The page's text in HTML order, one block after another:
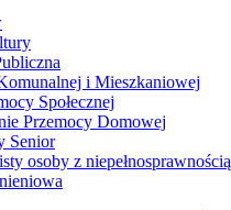
i Mieszkaniowej
Społecznej
Przemocy Domowej
Senior
osoby z niepełnosprawnością